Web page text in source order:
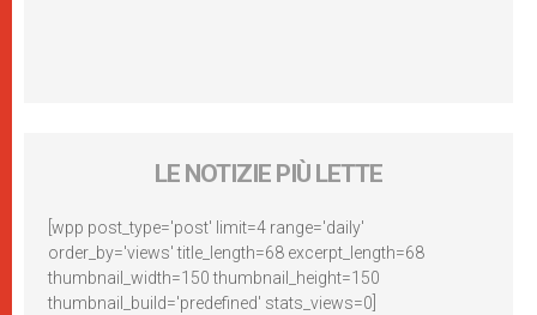
LE NOTIZIE PIÙ LETTE
[wpp post_type='post' limit=4 range='daily'
order_by='views' title_length=68 excerpt_length=68
thumbnail_width=150 thumbnail_height=150
thumbnail_build='predefined' stats_views=0]